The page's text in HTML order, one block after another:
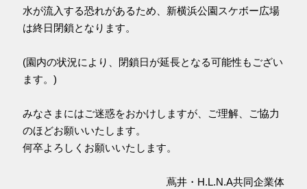
水が流入する恐れがあるため、新横浜公園スケボー広場
は終日閉鎖となります。
(園内の状況により、閉鎖日が延長となる可能性もござい
ます。)
みなさまにはご迷惑をおかけしますが、ご理解、ご協力
のほどお願いいたします。
何卒よろしくお願いいたします。
蔦井・H.L.N.A共同企業体